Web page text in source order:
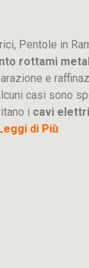
Pentole in
rottami
e
casi sono
i cavi
Leggi di Più